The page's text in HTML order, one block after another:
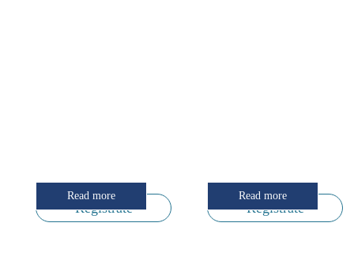
Regístrate
Read more
Regístrate
Read more